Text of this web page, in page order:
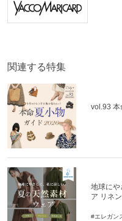
関連する特集
vol.93 本
地球に
ア リネ
#エレガン